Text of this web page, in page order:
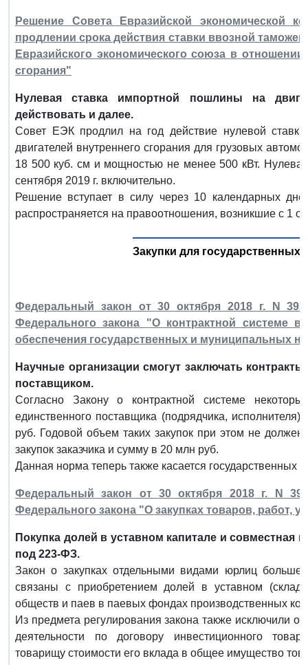
Решение Совета Евразийской экономической
продлении срока действия ставки ввозной
Евразийского экономического союза в
сгорания"
Нулевая ставка импортной пошлины на
действовать и далее.
Совет ЕЭК продлил на год действие нулевой
двигателей внутреннего сгорания для грузовых
18 500 куб. см и мощностью не менее 500 кВт.
сентября 2019 г. включительно.
Решение вступает в силу через 10 календарных
распространяется на правоотношения, возникшие с 1
Закупки для
Федеральный закон от 30 октября 2018 г. N
Федерального закона "О контрактной системе
обеспечения государственных и муниципальных
Научные организации смогут заключать
поставщиком.
Согласно Закону о контрактной системе
единственного поставщика (подрядчика,
руб. Годовой объем таких закупок при этом не
закупок заказчика и сумму в 20 млн руб.
Данная норма теперь также касается государственных
Федеральный закон от 30 октября 2018 г. N
Федерального закона "О закупках товаров, работ,
Покупка долей в уставном капитале и совместная
под 223-ФЗ.
Закон о закупках отдельными видами юрлиц больше
связаны с приобретением долей в уставном
обществ и паев в паевых фондах производственных
Из предмета регулирования закона также исключили
деятельности по договору инвестиционного
товарищу стоимости его вклада в общее имущество